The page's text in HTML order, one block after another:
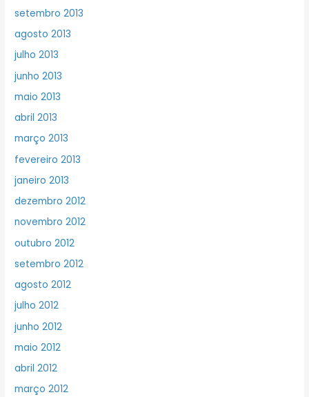
setembro 2013
agosto 2013
julho 2013
junho 2013
maio 2013
abril 2013
março 2013
fevereiro 2013
janeiro 2013
dezembro 2012
novembro 2012
outubro 2012
setembro 2012
agosto 2012
julho 2012
junho 2012
maio 2012
abril 2012
março 2012